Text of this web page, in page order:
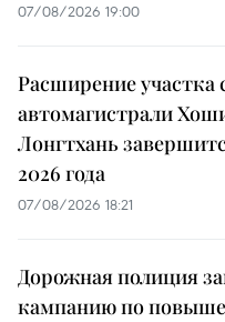
07/08/2026 19:00
Расширение участка
автомагистрали
Лонгтхань
2026 года
07/08/2026 18:21
Дорожная полиция
кампанию по